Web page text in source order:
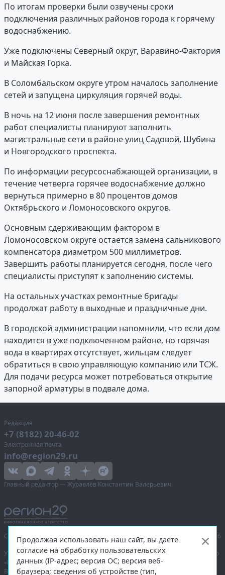
По итогам проверки были озвучены сроки
подключения различных районов города к горячему
водоснабжению.
Уже подключены Северный округ, Варавино-Фактория
и Майская Горка.
В Соломбальском округе утром началось заполнение
сетей и запущена циркуляция горячей воды.
В ночь на 12 июня после завершения ремонтных
работ специалисты планируют заполнить
магистральные сети в районе улиц Садовой, Шубина
и Новгородского проспекта.
По информации ресурсоснабжающей организации, в
течение четверга горячее водоснабжение должно
вернуться примерно в 80 процентов домов
Октябрьского и Ломоносовского округов.
Основным сдерживающим фактором в
Ломоносовском округе остается замена сальникового
компенсатора диаметром 500 миллиметров.
Завершить работы планируется сегодня, после чего
специалисты приступят к заполнению системы.
На остальных участках ремонтные бригады
продолжат работу в выходные и праздничные дни.
В городской администрации напомнили, что если дом
находится в уже подключенном районе, но горячая
вода в квартирах отсутствует, жильцам следует
обратиться в свою управляющую компанию или ТСЖ.
Для подачи ресурса может потребоваться открытие
запорной арматуры в подвале дома.
Редакция
+7 (8182) 20-46-02
Электронная почта
info@region29.ru
Главный редактор — Журавлёв Константин Валерьевич
Сетевое издание «Информационное агентство Регион 29»,
© 2016–2026
Учредитель — общество с ограниченной ответственностью «Агентство
«Правда Севера».
Выписка из реестра зарегистрированных средств массовой
Продолжая использовать наш сайт, вы даете
согласие на обработку пользовательских
данных (IP-адрес; версия ОС; версия веб-
браузера; сведения об устройстве (тип,